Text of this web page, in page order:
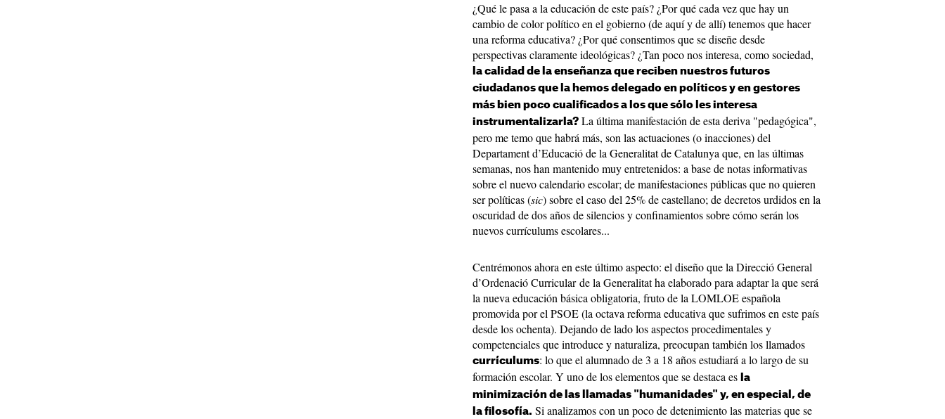
¿Qué le pasa a la educación de este país? ¿Por qué cada vez que hay un
cambio de color político en el gobierno (de aquí y de allí) tenemos que hacer
una reforma educativa? ¿Por qué consentimos que se diseñe desde
perspectivas claramente ideológicas? ¿Tan poco nos interesa, como sociedad,
la calidad de la enseñanza que reciben nuestros futuros
ciudadanos que la hemos delegado en políticos y en gestores
más bien poco cualificados a los que sólo les interesa
instrumentalizarla? La última manifestación de esta deriva "pedagógica",
pero me temo que habrá más, son las actuaciones (o inacciones) del
Departament d’Educació de la Generalitat de Catalunya que, en las últimas
semanas, nos han mantenido muy entretenidos: a base de notas informativas
sobre el nuevo calendario escolar; de manifestaciones públicas que no quieren
ser políticas (sic) sobre el caso del 25% de castellano; de decretos urdidos en la
oscuridad de dos años de silencios y confinamientos sobre cómo serán los
nuevos currículums escolares...
Centrémonos ahora en este último aspecto: el diseño que la Direcció General
d’Ordenació Curricular de la Generalitat ha elaborado para adaptar la que será
la nueva educación básica obligatoria, fruto de la LOMLOE española
promovida por el PSOE (la octava reforma educativa que sufrimos en este país
desde los ochenta). Dejando de lado los aspectos procedimentales y
competenciales que introduce y naturaliza, preocupan también los llamados
currículums: lo que el alumnado de 3 a 18 años estudiará a lo largo de su
formación escolar. Y uno de los elementos que se destaca es la
minimización de las llamadas "humanidades" y, en especial, de
la filosofía. Si analizamos con un poco de detenimiento las materias que se